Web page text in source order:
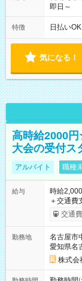
即日～
特徴 日払いOK
気になる！
高時給2000
大会の受付ス
アルバイト 職種
給与
時給
＋交通費支給 ★交通費一部支給！ ┗1日500
支給！ ※
OK！（
期間なし
交通
勤務地
名古屋市
愛知県名
株式会